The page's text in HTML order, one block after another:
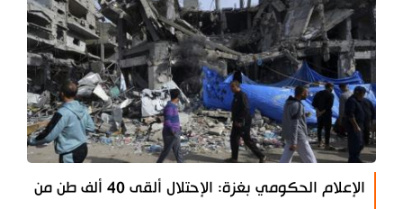
الإعلام الحكومي بغزة: الإحتلال ألقى 40 ألف طن من